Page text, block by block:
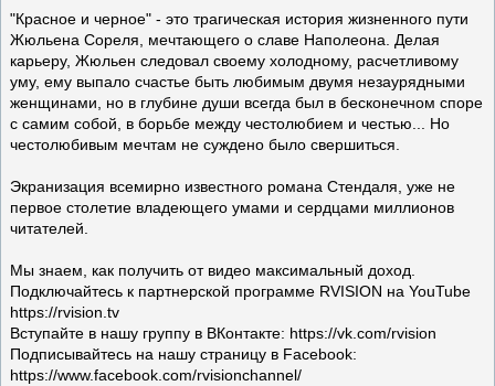
"Красное и черное" - это трагическая история жизненного пути
Жюльена Сореля, мечтающего о славе Наполеона. Делая
карьеру, Жюльен следовал своему холодному, расчетливому
уму, ему выпало счастье быть любимым двумя незаурядными
женщинами, но в глубине души всегда был в бесконечном споре
с самим собой, в борьбе между честолюбием и честью... Но
честолюбивым мечтам не суждено было свершиться.
Экранизация всемирно известного романа Стендаля, уже не
первое столетие владеющего умами и сердцами миллионов
читателей.
Мы знаем, как получить от видео максимальный доход.
Подключайтесь к партнерской программе RVISION на YouTube
https://rvision.tv
Вступайте в нашу группу в ВКонтакте: https://vk.com/rvision
Подписывайтесь на нашу страницу в Facebook:
https://www.facebook.com/rvisionchannel/